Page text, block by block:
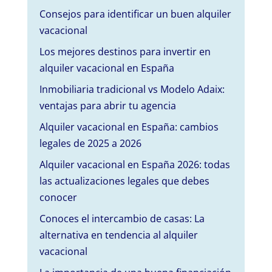
Consejos para identificar un buen alquiler
vacacional
Los mejores destinos para invertir en
alquiler vacacional en España
Inmobiliaria tradicional vs Modelo Adaix:
ventajas para abrir tu agencia
Alquiler vacacional en España: cambios
legales de 2025 a 2026
Alquiler vacacional en España 2026: todas
las actualizaciones legales que debes
conocer
Conoces el intercambio de casas: La
alternativa en tendencia al alquiler
vacacional